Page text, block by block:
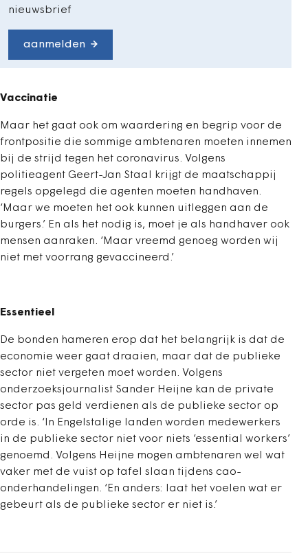
nieuwsbrief
aanmelden
Vaccinatie
Maar het gaat ook om waardering en begrip voor de
frontpositie die sommige ambtenaren moeten innemen
bij de strijd tegen het coronavirus. Volgens
politieagent Geert-Jan Staal krijgt de maatschappij
regels opgelegd die agenten moeten handhaven.
‘Maar we moeten het ook kunnen uitleggen aan de
burgers.’ En als het nodig is, moet je als handhaver ook
mensen aanraken. ‘Maar vreemd genoeg worden wij
niet met voorrang gevaccineerd.’
Essentieel
De bonden hameren erop dat het belangrijk is dat de
economie weer gaat draaien, maar dat de publieke
sector niet vergeten moet worden. Volgens
onderzoeksjournalist Sander Heijne kan de private
sector pas geld verdienen als de publieke sector op
orde is. ‘In Engelstalige landen worden medewerkers
in de publieke sector niet voor niets ‘essential workers’
genoemd. Volgens Heijne mogen ambtenaren wel wat
vaker met de vuist op tafel slaan tijdens cao-
onderhandelingen. ‘En anders: laat het voelen wat er
gebeurt als de publieke sector er niet is.’